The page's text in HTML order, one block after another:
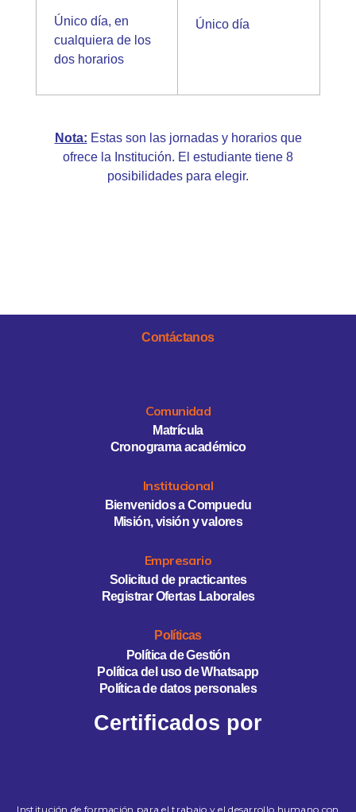
Único día, en
cualquiera de los
dos horarios
Único día
Nota: Estas son las jornadas y horarios que
ofrece la Institución. El estudiante tiene 8
posibilidades para elegir.
Contáctanos
Comunidad
Matrícula
Cronograma académico
Institucional
Bienvenidos a Compuedu
Misión, visión y valores
Empresario
Solicitud de practicantes
Registrar Ofertas Laborales
Políticas
Política de Gestión
Política del uso de Whatsapp
Política de datos personales
Certificados por
Institución de formación para el trabajo y el desarrollo humano con